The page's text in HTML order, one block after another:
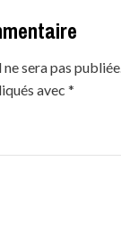
sera pas publiée.
avec *